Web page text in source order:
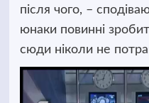
після чого, –
юнаки повинні
сюди ніколи не
Відеопрогравач